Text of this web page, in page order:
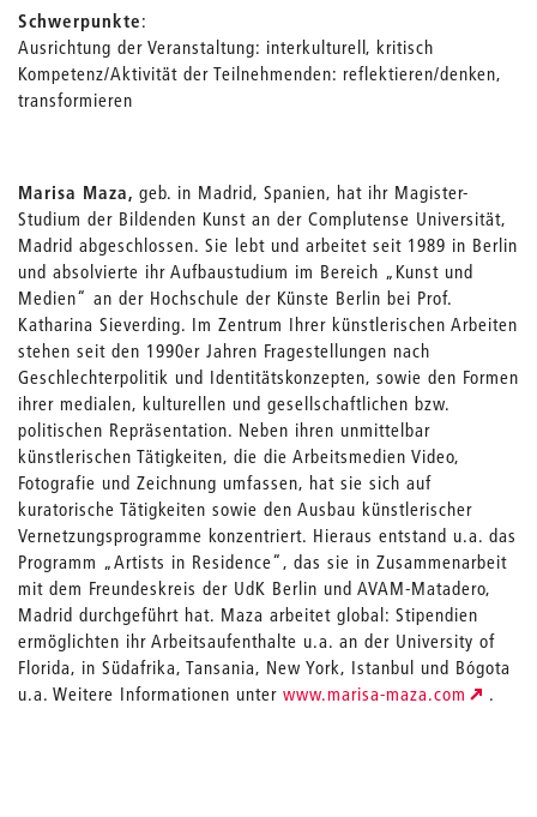
Schwerpunkte:
Ausrichtung der Veranstaltung: interkulturell, kritisch
Kompetenz/Aktivität der Teilnehmenden: reflektieren/denken,
transformieren
Marisa Maza, geb. in Madrid, Spanien, hat ihr Magister-
Studium der Bildenden Kunst an der Complutense Universität,
Madrid abgeschlossen. Sie lebt und arbeitet seit 1989 in Berlin
und absolvierte ihr Aufbaustudium im Bereich „Kunst und
Medien“ an der Hochschule der Künste Berlin bei Prof.
Katharina Sieverding. Im Zentrum Ihrer künstlerischen Arbeiten
stehen seit den 1990er Jahren Fragestellungen nach
Geschlechterpolitik und Identitätskonzepten, sowie den Formen
ihrer medialen, kulturellen und gesellschaftlichen bzw.
politischen Repräsentation. Neben ihren unmittelbar
künstlerischen Tätigkeiten, die die Arbeitsmedien Video,
Fotografie und Zeichnung umfassen, hat sie sich auf
kuratorische Tätigkeiten sowie den Ausbau künstlerischer
Vernetzungsprogramme konzentriert. Hieraus entstand u.a. das
Programm „Artists in Residence“, das sie in Zusammenarbeit
mit dem Freundeskreis der UdK Berlin und AVAM-Matadero,
Madrid durchgeführt hat. Maza arbeitet global: Stipendien
ermöglichten ihr Arbeitsaufenthalte u.a. an der University of
Florida, in Südafrika, Tansania, New York, Istanbul und Bógota
u.a. Weitere Informationen unter www.marisa-maza.com .